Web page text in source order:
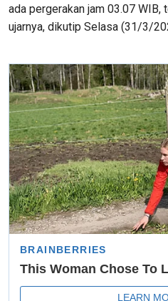
ada pergerakan jam 03.07 WIB,
ujarnya, dikutip Selasa (31/3/